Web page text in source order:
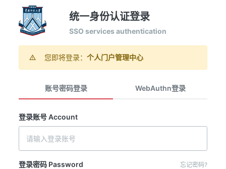
统一身份认证登录
SSO services authentication
您即将登录： 个人门户管理中心
账号密码登录 WebAuthn登录
登录账号 Account
忘记密码?
登录密码 Password